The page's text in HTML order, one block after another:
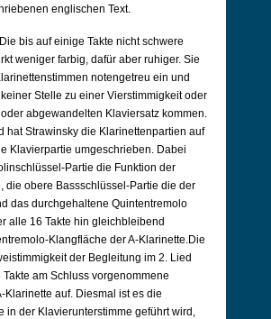
englischen Text.
Die bis auf einige Takte nicht schwere
weniger farbig, dafür aber ruhiger. Sie
notengetreu ein und
Stelle zu einer Vierstimmigkeit oder
abgewandelten Klaviersatz kommen.
hat Strawinsky die Klarinettenpartien auf
Klavierpartie umgeschrieben. Dabei
Partie die Funktion der
die obere Bassschlüssel-Partie die der
das durchgehaltene Quintentremolo
alle 16 Takte hin gleichbleibend
Klangfläche der A-Klarinette.Die
der Begleitung im 2. Lied
am Schluss vorgenommene
Klarinette auf. Diesmal ist es die
in der Klavierunterstimme geführt wird,